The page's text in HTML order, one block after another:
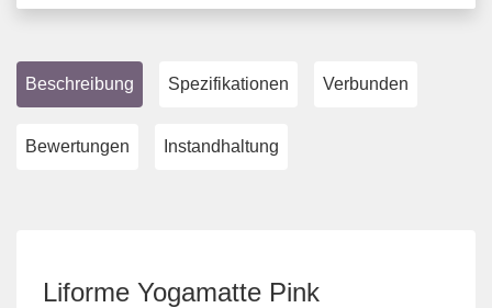
Beschreibung Spezifikationen Verbunden
Bewertungen Instandhaltung
Liforme Yogamatte Pink